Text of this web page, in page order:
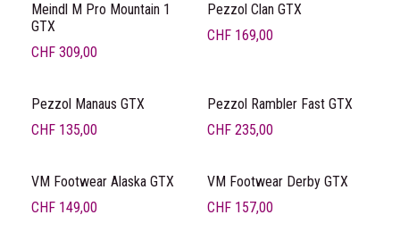
Meindl M Pro Mountain 1
GTX
CHF 309,00
Pezzol Clan GTX
CHF 169,00
Pezzol Manaus GTX
CHF 135,00
Pezzol Rambler Fast GTX
CHF 235,00
VM Footwear Alaska GTX
CHF 149,00
VM Footwear Derby GTX
CHF 157,00